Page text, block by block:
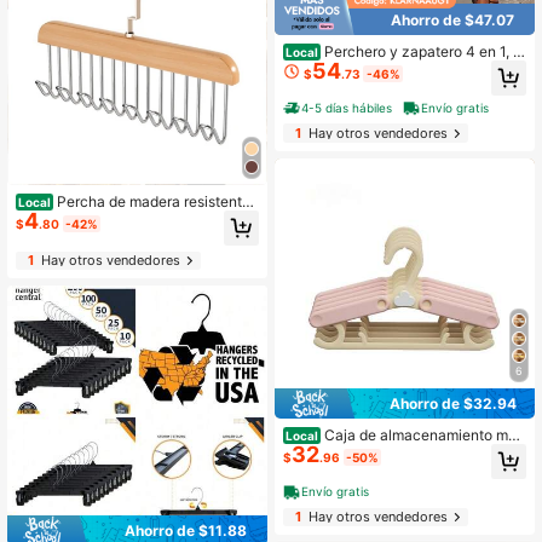
Local Percha de madera resistente
para cinturones con gancho giratori
o de 360 grados y construcción de
madera maciza para cinturones, suj
etadores, sombreros y chalecos, ide
al para guardarropas, dormitorios y
apartamentos.
$4.80 -42%
1Hay otros vendedores
Ahorro de $11.88
Ahorro de $47.07
Local Perchero y zapatero 4 en 1, tr
astero con estantes
$54.73 -46%
4-5 días hábiles Envío gratis
1Hay otros vendedores
6
Ahorro de $32.94
Local Caja de almacenamiento mag
nética con forma de nube, organiza
dor sin taladrar para montaje en par
ed para cocina y refrigerador | Bebé
y niños
$32.96 -50%
Envío gratis
1Hay otros vendedores